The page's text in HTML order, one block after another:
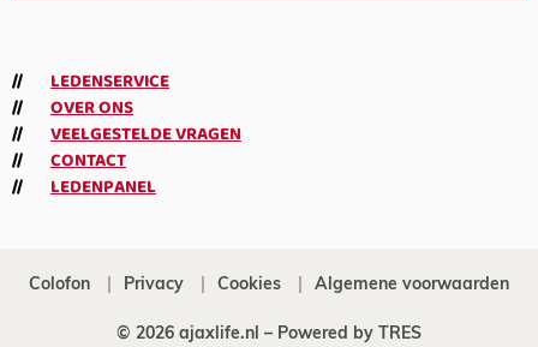
LEDENSERVICE
OVER ONS
VEELGESTELDE VRAGEN
CONTACT
LEDENPANEL
Colofon Privacy Cookies Algemene voorwaarden
© 2026 ajaxlife.nl – Powered by TRES